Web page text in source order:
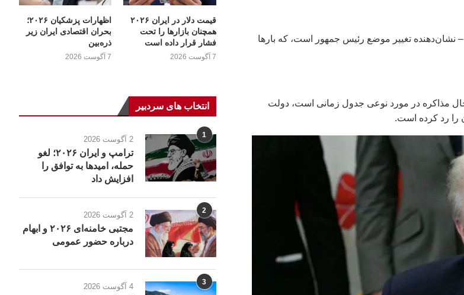
– نشان‌دهنده تغییر موضع رئیس جمهور است، که بارها
مذاکره در مورد نوعی جدول زمانی است، دولت
را رد کرده است.
قیمت دلار در ایران ۲۰۲۶
همچنان بازارها را تحت
فشار قرار داده است
7 آگوست 2026
اظهارات پزشکیان ۲۰۲۶؛
بحران اقتصادی ایران زیر
ذره‌بین
7 آگوست 2026
انتخاب های سردبیر
1 2 آگوست 2026
ترامپ و ایران ۲۰۲۶؛ لغو
حمله، امیدها به توافق را
افزایش داد
2 2 آگوست 2026
مجتبی خامنه‌ای ۲۰۲۶ و ابهام
درباره حضور عمومی
3 4 آگوست 2026